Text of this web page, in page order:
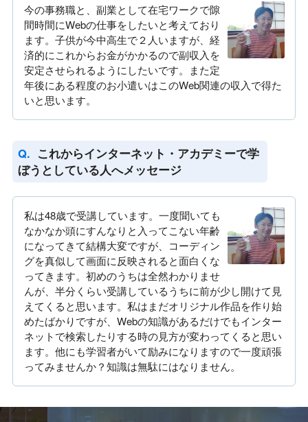
今の事務職と、副業として在宅ワークで隙
間時間にWebの仕事をしたいと考えており
ます。子供が今中高生で２人いますが、経
済的にこれからお金がかかるので副収入を
安定させられるようにしたいです。また定
年後にある程度のお小遣いはこのWeb関連の収入で得た
いと思います。
これからインターネット・アカデミーで学
ぼうとしている人へメッセージ
私は48歳で受講しています。一度聞いても
なかなか頭にすんなりと入ってこない年齢
になってきて結構大変ですが、コーディン
グを真似して画面に反映されると面白くな
ってきます。初めのうちは全然わかりませ
んが、半分くらい受講しているうちに前が少し開けて見
えてくると思います。私はまだオリジナル作品を作り始
めたばかりですが、Webの知識があるだけでもインター
ネットで検索したりする時の見方が変わってくると思い
ます。他にも学習者がいて励みになりますので一度頑張
ってみませんか？知識は無駄にはなりません。